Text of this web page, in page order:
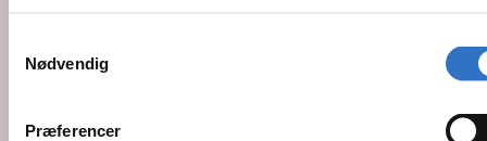
Nødvendig
Præferencer
Mikro nåleholder